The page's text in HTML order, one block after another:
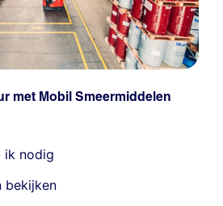
met Mobil Smeermiddelen
ik nodig
bekijken